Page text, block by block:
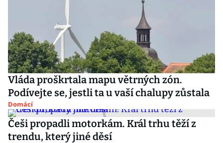
Vláda proškrtala mapu větrných zón.
Podívejte se, jestli ta u vaší chalupy zůstala
Domácí
Češi propadli motorkám. Král trhu těží z
trendu, který jiné děsí